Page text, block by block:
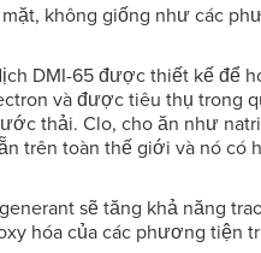
không giống như các
DMI-65 được thiết kế để
và được tiêu thụ trong
thải. Clo, cho ăn như
trên toàn thế giới và nó có
sẽ tăng khả năng
hóa của các phương tiện